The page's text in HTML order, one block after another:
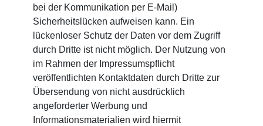
bei der Kommunikation per E-Mail)
Sicherheitslücken aufweisen kann. Ein
lückenloser Schutz der Daten vor dem Zugriff
durch Dritte ist nicht möglich. Der Nutzung von
im Rahmen der Impressumspflicht
veröffentlichten Kontaktdaten durch Dritte zur
Übersendung von nicht ausdrücklich
angeforderter Werbung und
Informationsmaterialien wird hiermit